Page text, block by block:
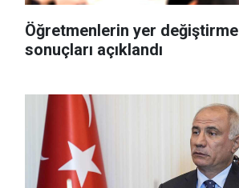
Öğretmenlerin yer değiştirme
sonuçları açıklandı